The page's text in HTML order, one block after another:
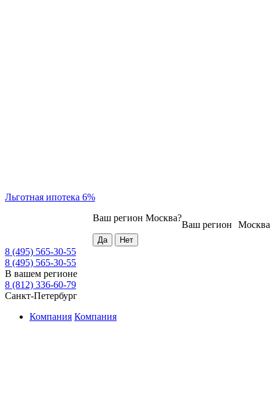
Льготная ипотека 6%
Москва
Ваш регион
Ваш регион Москва?
8 (495) 565-30-55
8 (495) 565-30-55
В вашем регионе
8 (812) 336-60-79
Санкт-Петербург
Компания Компания